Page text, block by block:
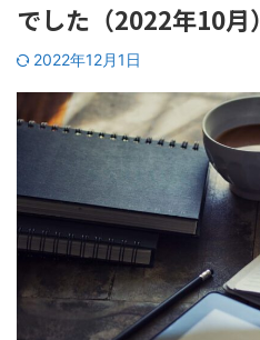
でした（2022年10月）
2022年12月1日